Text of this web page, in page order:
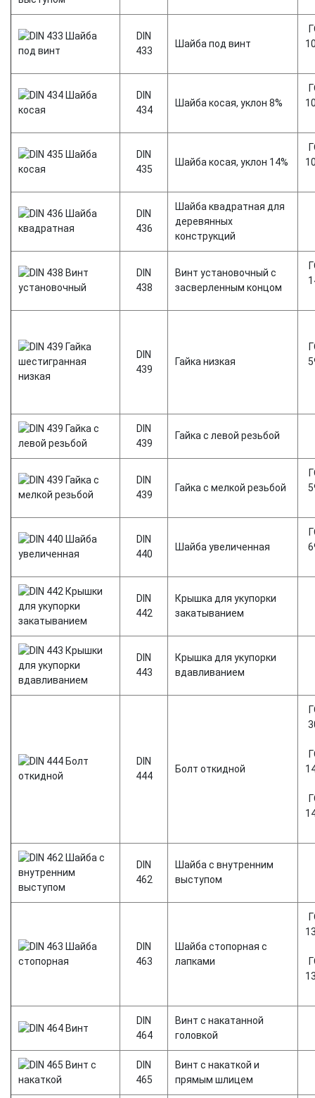
DIN
433
Шайба под винт
DIN
434
Шайба косая, уклон 8%
DIN
435
Шайба косая, уклон 14%
DIN
436
Шайба квадратная для
деревянных
конструкций
DIN
438
Винт установочный с
засверленным концом
DIN
439
Гайка низкая
DIN
439
Гайка с левой резьбой
DIN
439
Гайка с мелкой резьбой
DIN
440
Шайба увеличенная
DIN
442
Крышка для укупорки
закатыванием
DIN
443
Крышка для укупорки
вдавливанием
DIN
444
Болт откидной
DIN
462
Шайба с внутренним
выступом
DIN
463
Шайба стопорная с
лапками
DIN
464
Винт с накатанной
головкой
DIN
465
Винт с накаткой и
прямым шлицем